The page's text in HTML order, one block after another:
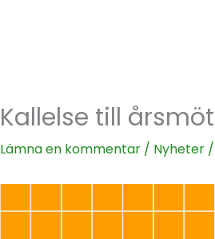
Kallelse till
Lämna en kommentar / Nyheter/